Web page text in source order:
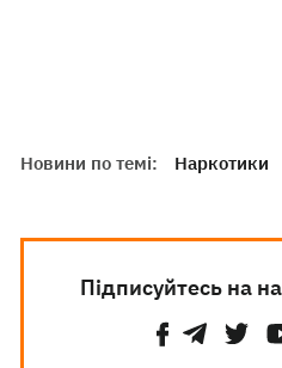
Новини по темі: Наркотики
Підписуйтесь на